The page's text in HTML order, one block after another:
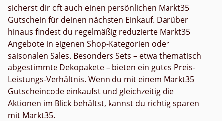
sicherst dir oft auch einen persönlichen Markt35
Gutschein für deinen nächsten Einkauf. Darüber
hinaus findest du regelmäßig reduzierte Markt35
Angebote in eigenen Shop-Kategorien oder
saisonalen Sales. Besonders Sets – etwa thematisch
abgestimmte Dekopakete – bieten ein gutes Preis-
Leistungs-Verhältnis. Wenn du mit einem Markt35
Gutscheincode einkaufst und gleichzeitig die
Aktionen im Blick behältst, kannst du richtig sparen
mit Markt35.